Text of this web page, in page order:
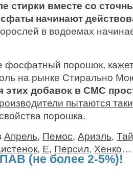
стирки вместе со
начинают
в водоемах
фосфатный порошок,
на рынке Стирально
этих добавок в СМС
пытаются
порошка.
Апрель, Пемос, Ариэль,
, Е, Персил, Хенко…
(не более 2-5%)!